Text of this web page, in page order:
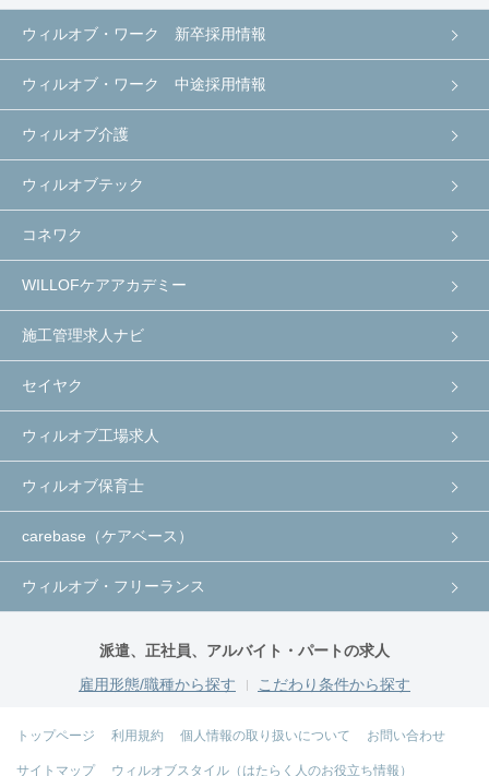
ウィルオブ・ワーク 新卒採用情報
ウィルオブ・ワーク 中途採用情報
ウィルオブ介護
ウィルオブテック
コネワク
WILLOFケアアカデミー
施工管理求人ナビ
セイヤク
ウィルオブ工場求人
ウィルオブ保育士
carebase（ケアベース）
ウィルオブ・フリーランス
派遣、正社員、アルバイト・パートの求人
雇用形態/職種から探す
こだわり条件から探す
トップページ 利用規約 個人情報の取り扱いについて お問い合わせ
サイトマップ ウィルオブスタイル（はたらく人のお役立ち情報）